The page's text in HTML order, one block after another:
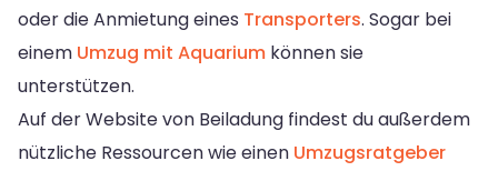
oder die Anmietung eines Transporters. Sogar bei
einem Umzug mit Aquarium können sie
unterstützen.
Auf der Website von Beiladung findest du außerdem
nützliche Ressourcen wie einen Umzugsratgeber